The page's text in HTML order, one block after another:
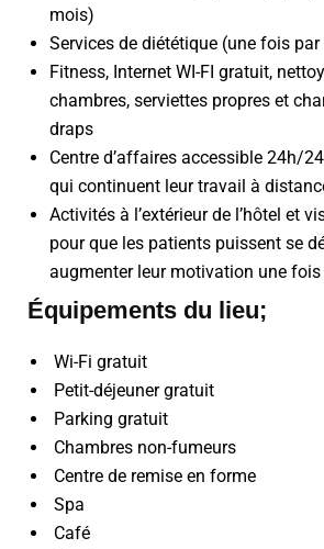
mois)
Services de diététique (une fois
Fitness, Internet WI-FI gratuit,
chambres, serviettes propres et
draps
Centre d’affaires accessible 24h/
qui continuent leur travail à
Activités à l’extérieur de l’hôtel et
pour que les patients puissent se
augmenter leur motivation une
Équipements du lieu;
Wi-Fi gratuit
Petit-déjeuner gratuit
Parking gratuit
Chambres non-fumeurs
Centre de remise en forme
Spa
Café